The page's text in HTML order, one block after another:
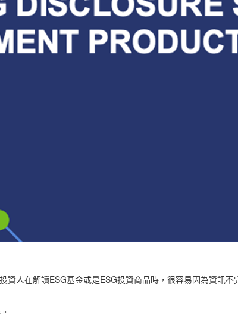
資人在解讀ESG基金或是ESG投資商品時，很容易因為資訊不
。